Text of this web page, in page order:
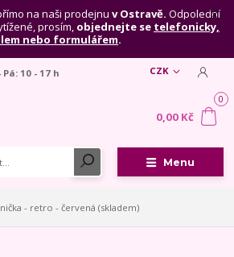
na naši prodejnu v Ostravě. Odpolední
prosím, objednejte se telefonicky,
nebo formulářem.
Menu
CZK
Pá: 10 - 17 h
0
0,00 Kč
- retro - červená (skladem)